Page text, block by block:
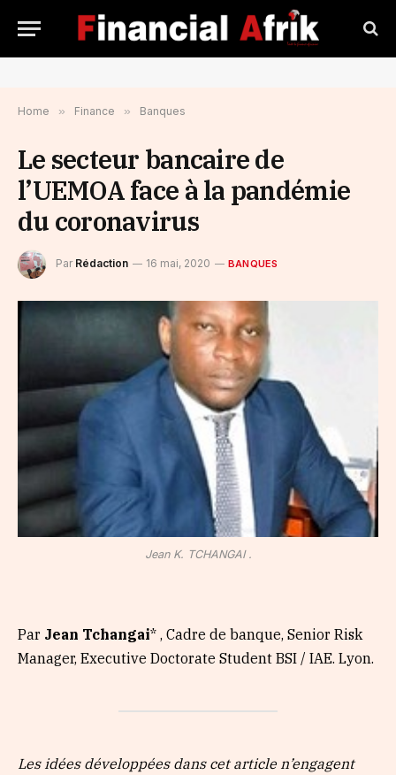
Home » Finance » Banques
Le secteur bancaire de
l’UEMOA face à la pandémie
du coronavirus
Par Rédaction 16 mai, 2020 BANQUES
Jean K. TCHANGAI .
Par Jean Tchangai* , Cadre de banque, Senior Risk
Manager, Executive Doctorate Student BSI / IAE. Lyon.
Les idées développées dans cet article n’engagent